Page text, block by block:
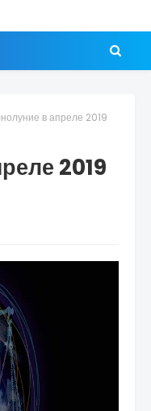
в апреле 2019
2019